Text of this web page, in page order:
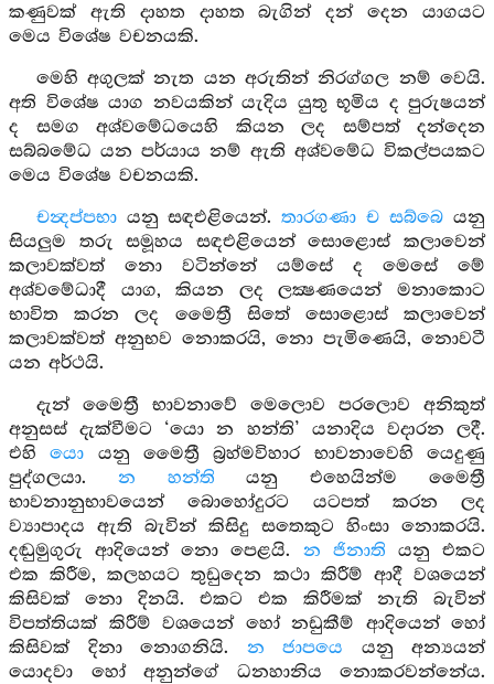
කණුවක් ඇති දාහත දාහත බැගින් දන් දෙන යාගයට
මෙය විශේෂ වචනයකි.
මෙහි අගුලක් නැත යන අරුතින් නිරග්ගල නම් වෙයි.
අති විශේෂ යාග නවයකින් යැදිය යුතු භූමිය ද පුරුෂයන්
ද සමග අශ්වමේධයෙහි කියන ලද සම්පත් දන්දෙන
සබ්බමේධ යන පර්යාය නම් ඇති අශ්වමේධ විකල්පයකට
මෙය විශේෂ වචනයකි.
චන්‍දප්පභායනු සඳඑළියෙන්.තාරගණා ච සබ්බෙ යනු
සියලුම තරු සමූහය සඳඑළියෙන් සොළොස් කලාවෙන්
කලාවක්වත් නො වටින්නේ යම්සේ ද මෙසේ මේ
අශ්වමේධාදී යාග, කියන ලද ලක්‍ෂණයෙන් මනාකොට
භාවිත කරන ලද මෛත්‍රී සිතේ සොළොස් කලාවෙන්
කලාවක්වත් අනුභව නොකරයි, නො පැමිණෙයි, නොවටී
යන අර්ථයි.
දැන් මෛත්‍රී භාවනාවේ මෙලොව පරලොව අනිකුත්
අනුසස් දැක්වීමට ‘යො න හන්ති’ යනාදිය වදාරන ලදී.
එහියො යනු මෛත්‍රී බ්‍රහ්මවිහාර භාවනාවෙහි යෙදුණු
පුද්ගලයා. න හන්ති යනු එහෙයින්ම මෛත්‍රී
භාවනානුභාවයෙන් බොහෝදුරට යටපත් කරන ලද
ව්‍යාපාදය ඇති බැවින් කිසිදු සතෙකුට හිංසා නොකරයි.
දඬුමුගුරු ආදියෙන් නො පෙළයි. න ජිනාති යනු එකට
එක කිරීම, කලහයට තුඩුදෙන කථා කිරීම් ආදී වශයෙන්
කිසිවක් නො දිනයි. එකට එක කිරීමක් නැති බැවින්
විපත්තියක් කිරීම් වශයෙන් හෝ නඩුකීම් ආදියෙන් හෝ
කිසිවක් දිනා නොගනියි. න ජාපයෙ යනු අන්‍යයන්
යොදවා හෝ අනුන්ගේ ධනහානිය නොකරවන්නේය.